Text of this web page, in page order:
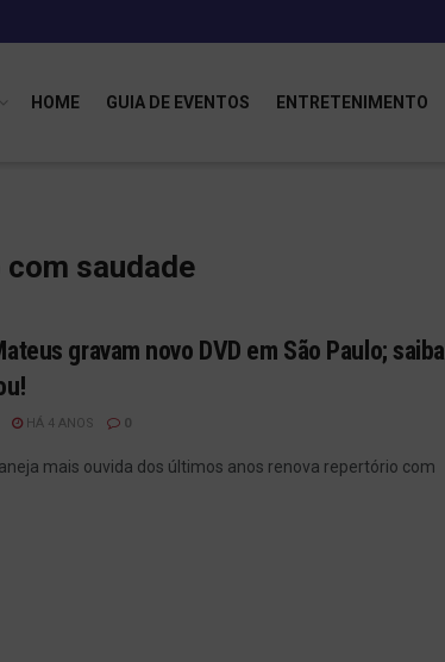
HOME GUIA DE EVENTOS ENTRETENIMENTO
saudade
gravam novo DVD em São Paulo; saiba
HÁ 4 ANOS 0
mais ouvida dos últimos anos renova repertório com